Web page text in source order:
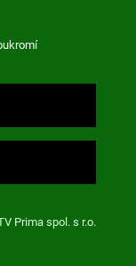
Prima spol. s r.o.